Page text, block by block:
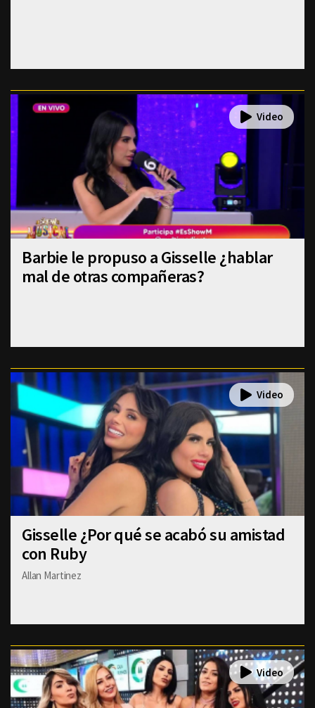
Barbie le propuso a Gisselle ¿hablar
mal de otras compañeras?
Gisselle ¿Por qué se acabó su amistad
con Ruby
Allan Martinez